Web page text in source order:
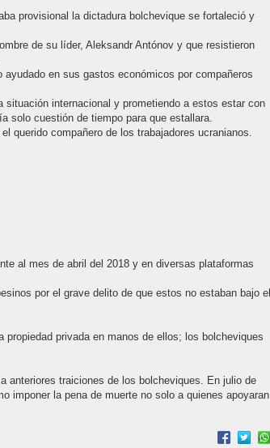
provisional la dictadura bolchevique se fortaleció y
de su líder, Aleksandr Antónov y que resistieron
en sus gastos económicos por compañeros
internacional y prometiendo a estos estar con
solo cuestión de tiempo para que estallara.
querido compañero de los trabajadores ucranianos.
al mes de abril del 2018 y en diversas plataformas
por el grave delito de que estos no estaban bajo el
privada en manos de ellos; los bolcheviques
anteriores traiciones de los bolcheviques. En julio de
imponer la pena de muerte no solo a quienes apoyaran